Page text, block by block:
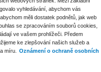
vyhledávání, abychom vás
měli dostatek podnětů, jak web
se zpracováním souborů cookies,
ve vašem prohlížeči. Předem
ke zlepšování našich služeb a
míru.
Oznámení o ochraně osobních